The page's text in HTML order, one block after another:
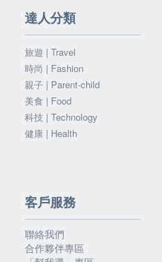
達人分類
旅遊 | Travel
時尚 | Fashion
親子 | Parent-child
美食 | Food
科技 | Technology
健康 | Health
客戶服務
聯絡我們
合作夥伴專區